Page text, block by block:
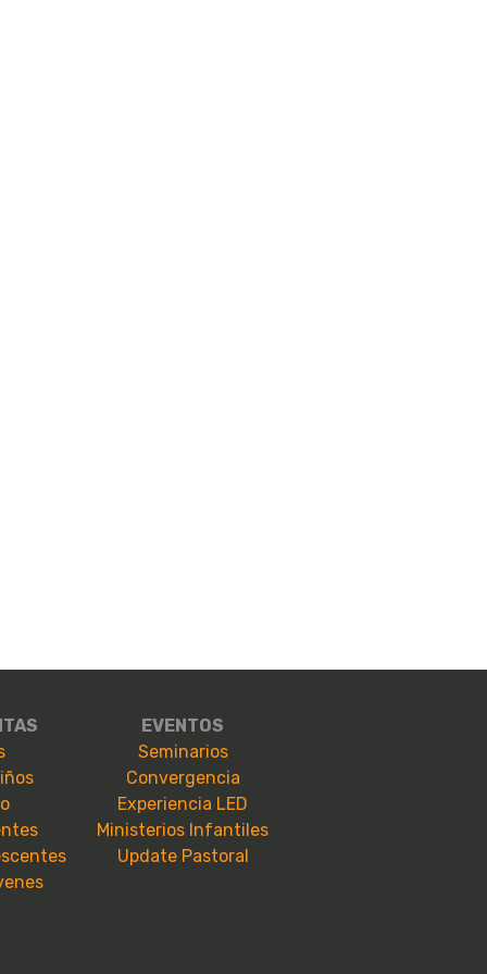
EVENTOS
Seminarios
Convergencia
Experiencia LED
Ministerios Infantiles
Update Pastoral